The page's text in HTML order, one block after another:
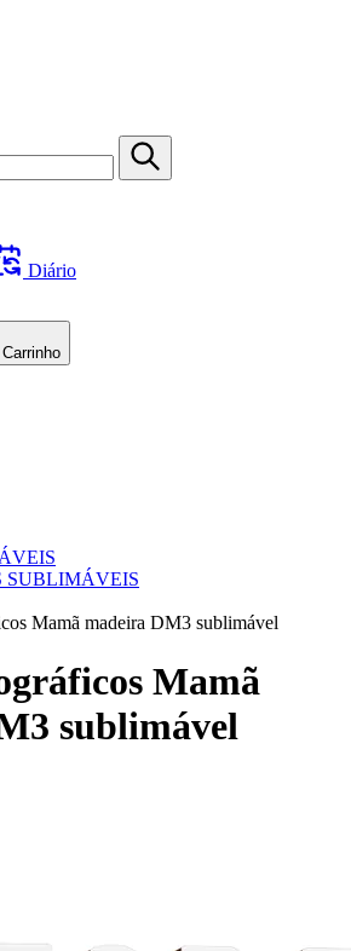
Diário
Carrinho
SUBLIMÁVEIS
Mamã madeira DM3 sublimável
Mamã
sublimável